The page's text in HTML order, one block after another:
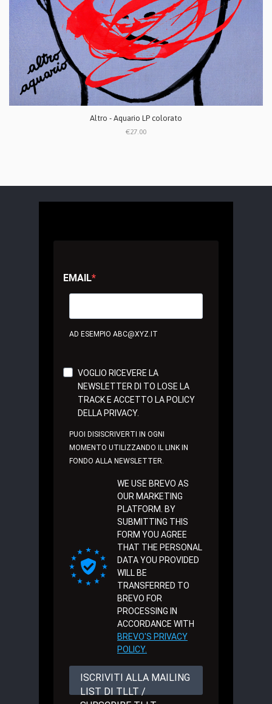
Altro - Aquario LP colorato
€27.00
EMAIL
AD ESEMPIO ABC@XYZ.IT
VOGLIO RICEVERE LA
NEWSLETTER DI TO LOSE LA
TRACK E ACCETTO LA POLICY
DELLA PRIVACY.
PUOI DISISCRIVERTI IN OGNI
MOMENTO UTILIZZANDO IL LINK IN
FONDO ALLA NEWSLETTER.
WE USE BREVO AS
OUR MARKETING
PLATFORM. BY
SUBMITTING THIS
FORM YOU AGREE
THAT THE PERSONAL
DATA YOU PROVIDED
WILL BE
TRANSFERRED TO
BREVO FOR
PROCESSING IN
ACCORDANCE WITH
BREVO'S PRIVACY
POLICY.
ISCRIVITI ALLA MAILING
LIST DI TLLT /